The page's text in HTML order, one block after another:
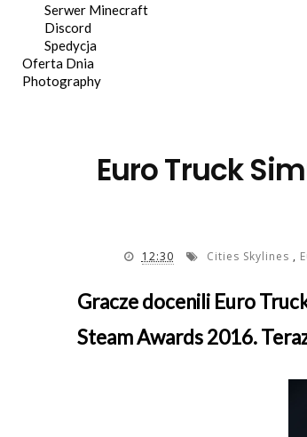
Serwer Minecraft
Discord
Spedycja
Oferta Dnia
Photography
Euro Truck
12:30 Cities Skylines ,
Gracze docenili Euro
Steam Awards 2016.